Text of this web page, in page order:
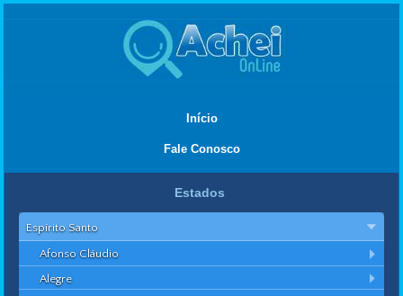
Início
Fale Conosco
Estados
Espírito Santo
Afonso Cláudio
Alegre